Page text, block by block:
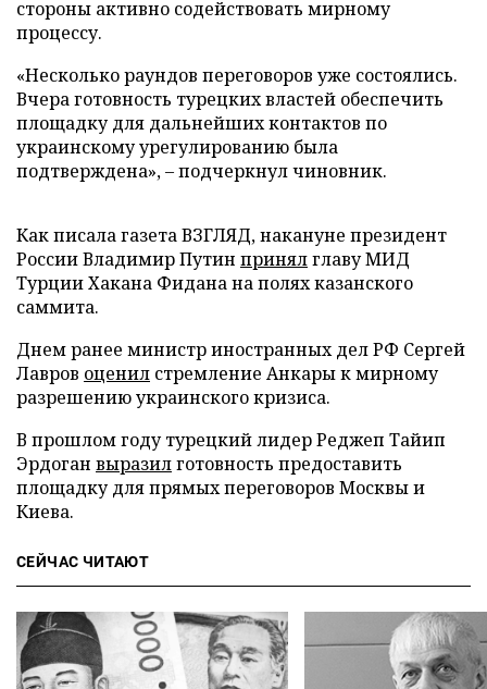
стороны активно содействовать мирному
процессу.
«Несколько раундов переговоров уже состоялись.
Вчера готовность турецких властей обеспечить
площадку для дальнейших контактов по
украинскому урегулированию была
подтверждена», – подчеркнул чиновник.
Как писала газета ВЗГЛЯД, накануне президент
России Владимир Путин принялглаву МИД
Турции Хакана Фидана на полях казанского
саммита.
Днем ранее министр иностранных дел РФ Сергей
Лавров оценил стремление Анкары к мирному
разрешению украинского кризиса.
В прошлом году турецкий лидер Реджеп Тайип
Эрдоган выразилготовность предоставить
площадку для прямых переговоров Москвы и
Киева.
СЕЙЧАС ЧИТАЮТ